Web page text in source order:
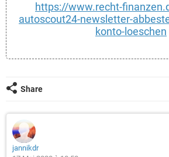
https://www.recht-
autoscout24-newsletter-
konto-loeschen
Share
jannikdr